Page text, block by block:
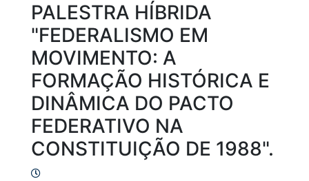
PALESTRA HÍBRIDA
"FEDERALISMO EM
MOVIMENTO: A
FORMAÇÃO HISTÓRICA E
DINÂMICA DO PACTO
FEDERATIVO NA
CONSTITUIÇÃO DE 1988".